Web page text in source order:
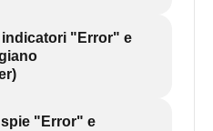
"Error" e
"Error" e